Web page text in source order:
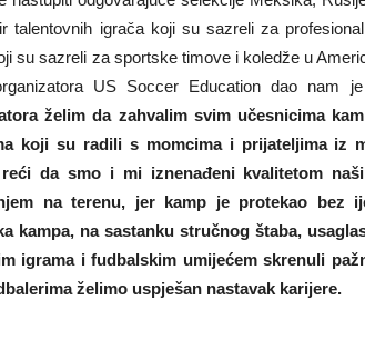
talentovnih igrača koji su sazreli za
su sazreli za sportske timove i koledže u
US Soccer Education dao nam
želim da zahvalim svim učesnicima
koji su radili s momcima i prijateljima iz
da smo i mi iznenađeni kvalitetom
na terenu, jer kamp je protekao bez
kampa, na sastanku stručnog štaba,
igrama i fudbalskim umijećem skrenuli
želimo uspješan nastavak karijere.